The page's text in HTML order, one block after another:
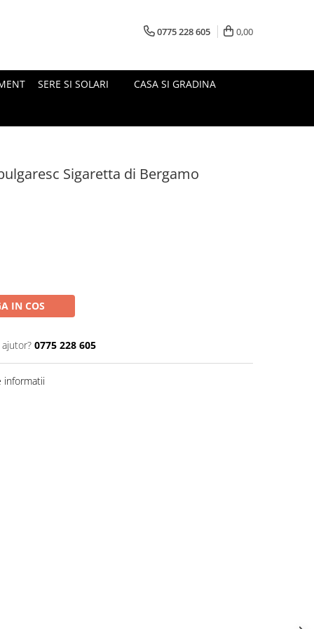
0775 228 605 0,00
SERE SI SOLARI CASA SI GRADINA
Sigaretta di Bergamo
IN COS
0775 228 605
informatii